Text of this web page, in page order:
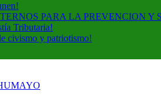
PARA LA PREVENCION
Tributaria!
civismo y patriotismo!